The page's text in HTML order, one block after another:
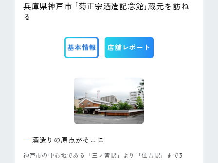
IR情報
兵庫県神戸市 ｢菊正宗酒造記念館｣蔵元を訪ね
る
基本情報 店舗レポート
酒造りの原点がそこに
神戸市の中心地である「三ノ宮駅」より「住吉駅」まで3